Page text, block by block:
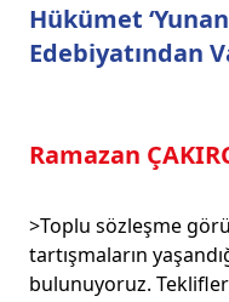
Hükümet
Edebiyatından
Ramazan
>Toplu sözleşme
tartışmaların
bulunuyoruz.